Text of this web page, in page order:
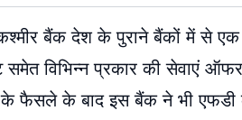
बैंक देश के पुराने बैंकों में से
समेत विभिन्न प्रकार की सेवाएं
फैसले के बाद इस बैंक ने भी एफडी